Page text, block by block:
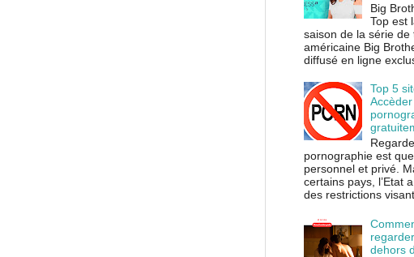
Big
Top est
saison de la série de
américaine Big
diffusé en ligne
Top 5
pornographie est
personnel et privé.
certains pays, l’Etat
des restrictions visant
dehors